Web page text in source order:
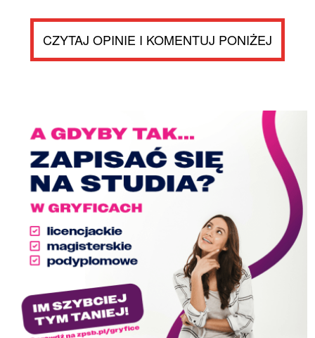
CZYTAJ OPINIE I KOMENTUJ PONIŻEJ